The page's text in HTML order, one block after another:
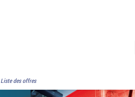
Liste des offres